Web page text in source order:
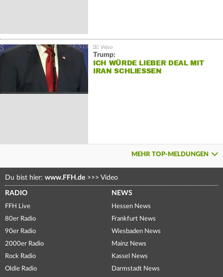
Trump:
ICH WÜRDE LIEBER DEAL MIT
IRAN SCHLIESSEN
MEHR TOP-MELDUNGEN
Du bist hier: www.FFH.de >>> Video
RADIO
FFH Live
80er Radio
90er Radio
2000er Radio
Rock Radio
Oldie Radio
NEWS
Hessen News
Frankfurt News
Wiesbaden News
Mainz News
Kassel News
Darmstadt News